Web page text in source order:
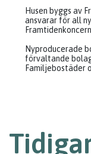
Husen byggs av
ansvarar för all
Nyproducerade
förvaltande
Familjebostäder